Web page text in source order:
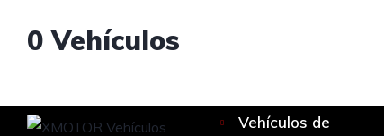
0 Vehículos
Vehículos de